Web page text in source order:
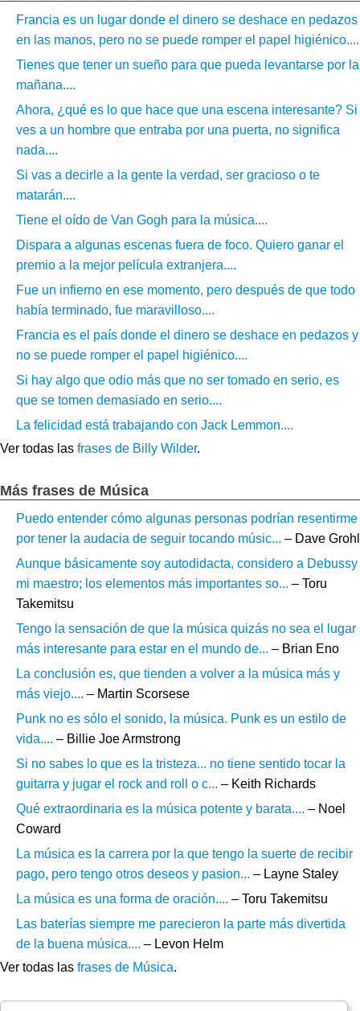
Francia es un lugar donde el dinero se deshace en pedazos
en las manos, pero no se puede romper el papel higiénico....
Tienes que tener un sueño para que pueda levantarse por la
mañana....
Ahora, ¿qué es lo que hace que una escena interesante? Si
ves a un hombre que entraba por una puerta, no significa
nada....
Si vas a decirle a la gente la verdad, ser gracioso o te
matarán....
Tiene el oído de Van Gogh para la música....
Dispara a algunas escenas fuera de foco. Quiero ganar el
premio a la mejor película extranjera....
Fue un infierno en ese momento, pero después de que todo
había terminado, fue maravilloso....
Francia es el país donde el dinero se deshace en pedazos y
no se puede romper el papel higiénico....
Si hay algo que odio más que no ser tomado en serio, es
que se tomen demasiado en serio....
La felicidad está trabajando con Jack Lemmon....
Ver todas las frases de Billy Wilder.
Más frases de Música
Puedo entender cómo algunas personas podrían resentirme
por tener la audacia de seguir tocando músic... – Dave Grohl
Aunque básicamente soy autodidacta, considero a Debussy
mi maestro; los elementos más importantes so... – Toru
Takemitsu
Tengo la sensación de que la música quizás no sea el lugar
más interesante para estar en el mundo de... – Brian Eno
La conclusión es, que tienden a volver a la música más y
más viejo.... – Martin Scorsese
Punk no es sólo el sonido, la música. Punk es un estilo de
vida.... – Billie Joe Armstrong
Si no sabes lo que es la tristeza... no tiene sentido tocar la
guitarra y jugar el rock and roll o c... – Keith Richards
Qué extraordinaria es la música potente y barata.... – Noel
Coward
La música es la carrera por la que tengo la suerte de recibir
pago, pero tengo otros deseos y pasion... – Layne Staley
La música es una forma de oración.... – Toru Takemitsu
Las baterías siempre me parecieron la parte más divertida
de la buena música.... – Levon Helm
Ver todas las frases de Música.